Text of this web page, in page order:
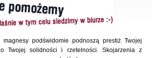
magnesy podświdomie podnoszą prestiż Twojej
Twojej solidności i rzetelności. Skojarzenia z